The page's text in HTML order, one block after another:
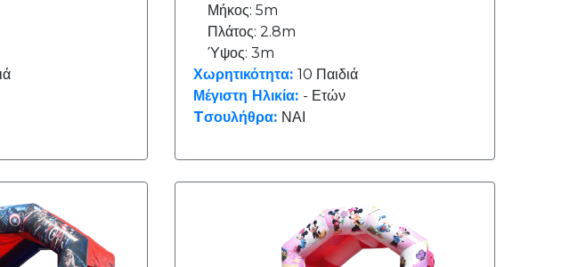
Μήκος: 5m
Πλάτος: 2.8m
Ύψος: 3m
Χωρητικότητα: 10 Παιδιά
Μέγιστη Ηλικία: - Ετών
Tσουλήθρα: ΝΑΙ